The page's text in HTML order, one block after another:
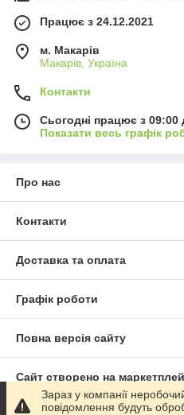
Працює з 24.12.2021
м. Макарів
Макарів, Україна
Контакти
Сьогодні працює з 09:00
Показати весь графік
Про нас
Контакти
Доставка та оплата
Графік роботи
Повна версія сайту
Сайт створено на
Зараз у компанії
повідомлення будуть